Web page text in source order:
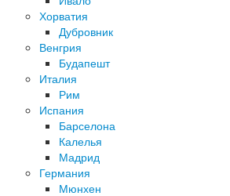
Хорватия
Дубровник
Венгрия
Будапешт
Италия
Рим
Испания
Барселона
Калелья
Мадрид
Германия
Мюнхен